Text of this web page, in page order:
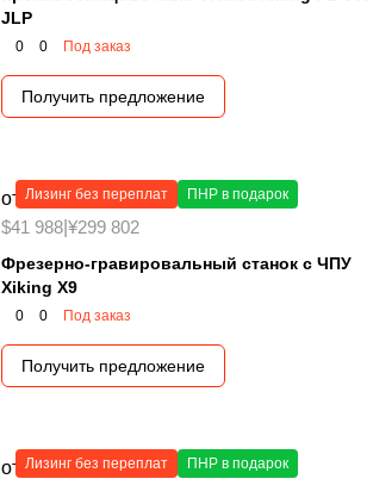
JLP
0 0 Под заказ
Получить предложение
Лизинг без переплат ПНР в подарок
от 2 400 000 ₽
$41 988 ¥299 802
Фрезерно-гравировальный станок с ЧПУ
Xiking X9
0 0 Под заказ
Получить предложение
Лизинг без переплат ПНР в подарок
от 2 450 000 ₽